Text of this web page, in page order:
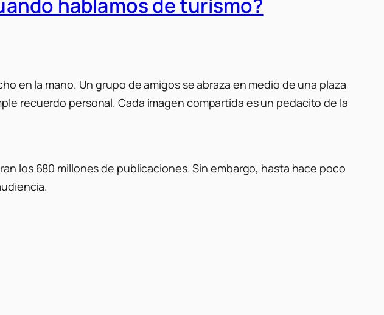
hablamos de turismo?
en la mano. Un grupo de amigos se abraza en medio de una plaza
recuerdo personal. Cada imagen compartida es un pedacito de la
los 680 millones de publicaciones. Sin embargo, hasta hace poco